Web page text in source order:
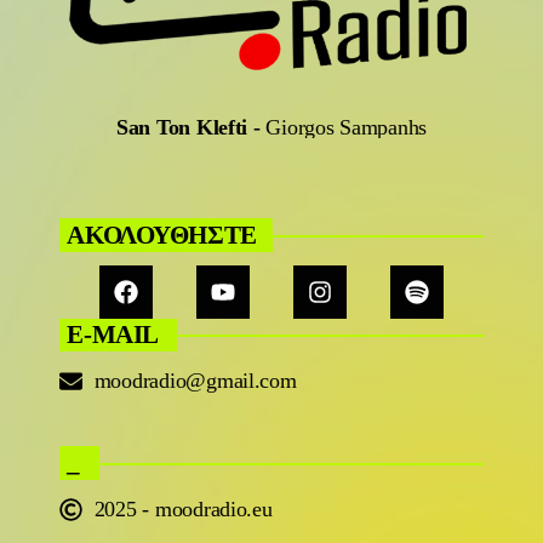
San Ton Klefti -Giorgos Sampanhs
ΑΚΟΛΟΥΘΗΣΤΕ
E-MAIL
moodradio@gmail.com
2025 - moodradio.eu